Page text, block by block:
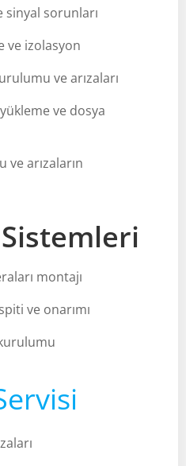
sinyal sorunları
ve izolasyon
ve arızaları
ve dosya
ve arızaların
montajı
ve onarımı